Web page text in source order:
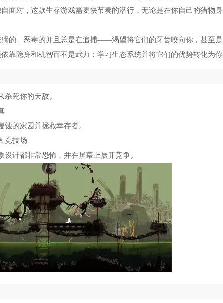
面对，这款生存游戏需要快节奏的潜行，无论是在你自己的猎物
的、恶毒的并且总是在追捕——渴望将它们的牙齿咬向你，甚至是
靠隐身和机智而不是武力：学习生态系统并将它们的优势转化为你
死你的天敌。
的家园并拯救幸存者。
竞技场
计都非常恐怖，并在屏幕上展开竞争。